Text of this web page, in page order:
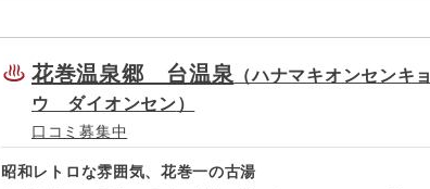
花巻温泉郷 台温泉 （ハナマキオンセンキョ
ウ ダイオンセン）
口コミ募集中
昭和レトロな雰囲気、花巻一の古湯